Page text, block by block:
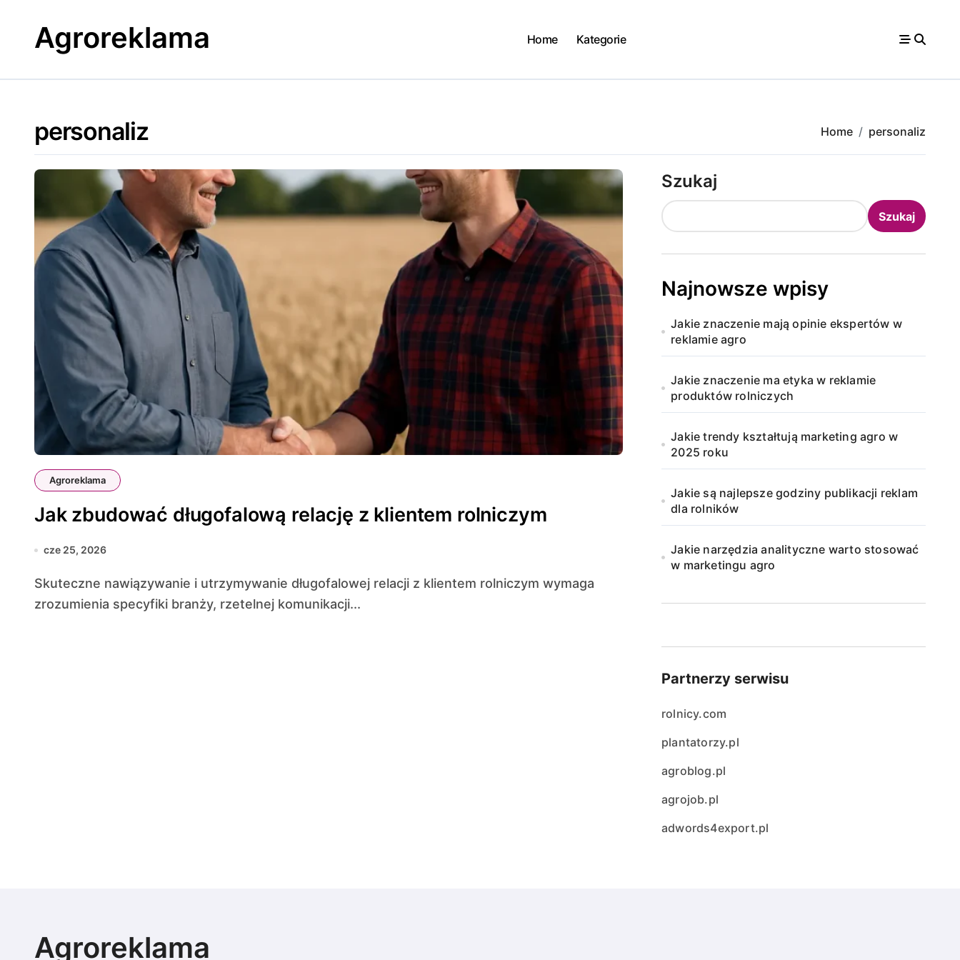
contentAgroreklama Home Kategorie
personaliz Home personaliz
Agroreklama
Jak zbudować długofalową relację z klientem rolniczym
cze 25, 2026
Skuteczne nawiązywanie i utrzymywanie długofalowej relacji z klientem rolniczym wymaga
zrozumienia specyfiki branży, rzetelnej komunikacji...
Szukaj
Szukaj
Najnowsze wpisy
Jakie znaczenie mają opinie ekspertów w
reklamie agro
Jakie znaczenie ma etyka w reklamie
produktów rolniczych
Jakie trendy kształtują marketing agro w
2025 roku
Jakie są najlepsze godziny publikacji reklam
dla rolników
Jakie narzędzia analityczne warto stosować
w marketingu agro
Partnerzy serwisu
rolnicy.com
plantatorzy.pl
agroblog.pl
agrojob.pl
adwords4export.pl
Agroreklama